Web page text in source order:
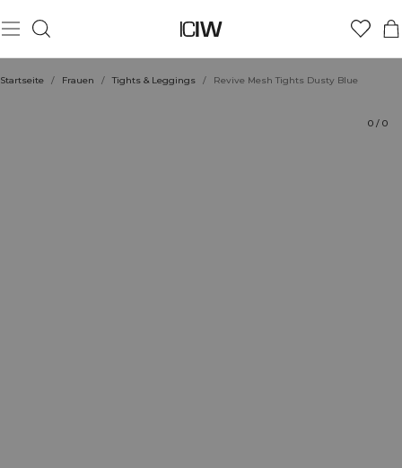
Startseite / Frauen / Tights & Leggings / Revive Mesh Tights Dusty Blue
0 / 0